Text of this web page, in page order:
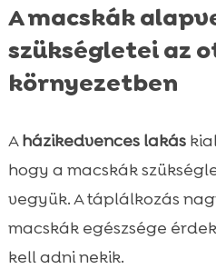
A macskák
szükségletei az
környezetben
Aházikedvences lakás
hogy a macskák
vegyük. A táplálkozás
macskák egészsége
kell adni nekik.